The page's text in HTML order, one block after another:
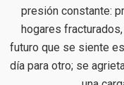
presión constante:
hogares
futuro que se siente
día para otro; se